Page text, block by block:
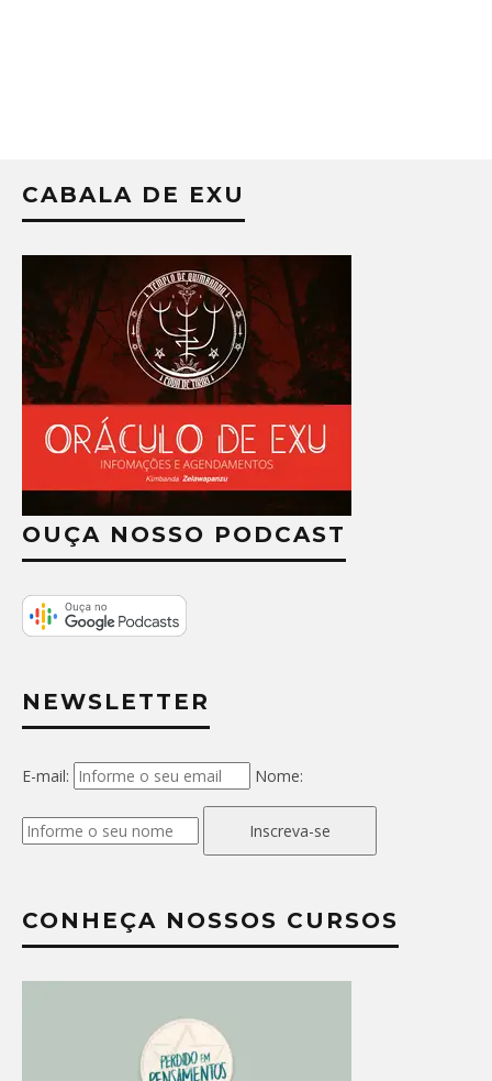
CABALA DE EXU
OUÇA NOSSO PODCAST
NEWSLETTER
E-mail: Nome:
Inscreva-se
CONHEÇA NOSSOS CURSOS